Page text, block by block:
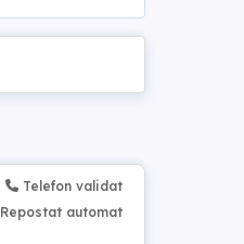
Telefon validat
Repostat automat